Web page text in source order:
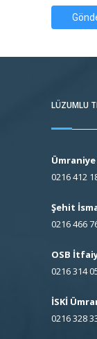
LÜZUMLU
0216 412
Şehit
0216 466
OSB
0216 314
İSKİ
0216 328